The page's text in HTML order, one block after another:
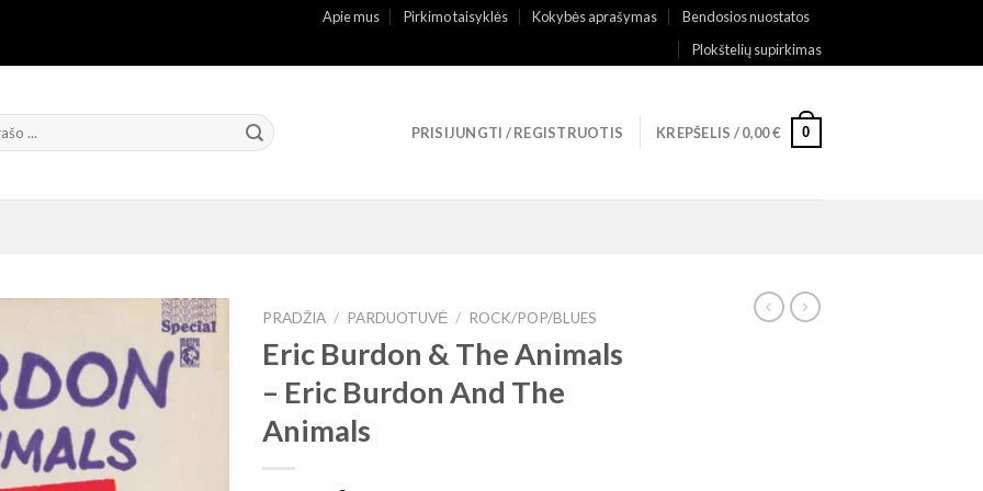
Apie mus Pirkimo taisyklės Kokybės aprašymas
Bendosios nuostatos
Plokštelių supirkimas
PRISIJUNGTI / REGISTRUOTIS KREPŠELIS /0,00€ 0
PRADŽIA / PARDUOTUVĖ / ROCK/POP/BLUES
Eric Burdon & The Animals
– Eric Burdon And The
Animals